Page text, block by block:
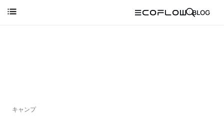
キャンプ